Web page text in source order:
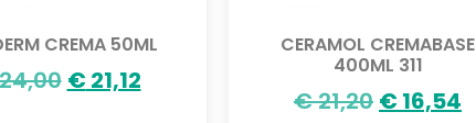
CREMA 50ML
€21,12
CERAMOL CREMABASE
400ML 311
€21,20 €16,54